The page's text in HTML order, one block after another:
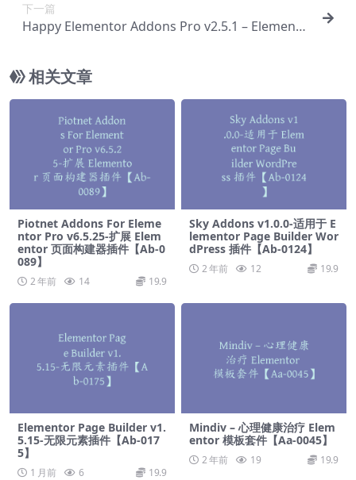
下一篇
Happy Elementor Addons Pro v2.5.1 – Elemento
相关文章
Piotnet Addons For Eleme
ntor Pro v6.5.25-扩展 Elem
entor 页面构建器插件【Ab-0
089】
2 年前 14 19.9
Sky Addons v1.0.0-适用于 E
lementor Page Builder Wor
dPress 插件【Ab-0124】
2 年前 12 19.9
Elementor Page Builder v1.
5.15-无限元素插件【Ab-017
5】
1 月前 6 19.9
Mindiv – 心理健康治疗 Elem
entor 模板套件【Aa-0045】
2 年前 19 19.9